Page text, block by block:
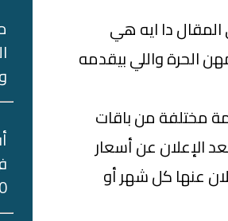
المقال دا ايه هي
الحرة واللي بيقدمه
مختلفة من باقات
الإعلان عن أسعار
عنها كل شهر أو